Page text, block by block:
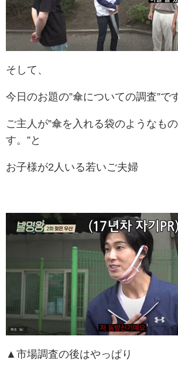
そして、
今日のお題の”傘についての調査”で
ご主人が”傘を入れる袋のようなも
す。”と
お子様が2人いる若いご夫婦
▲市場調査の後はやっぱり